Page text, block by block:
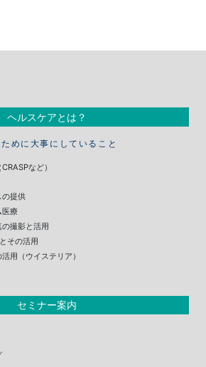
ヘルスケアとは？
めに大事にしていること
など）
の提供
医療
撮影と活用
その活用
用（ウイステリア）
セミナー案内